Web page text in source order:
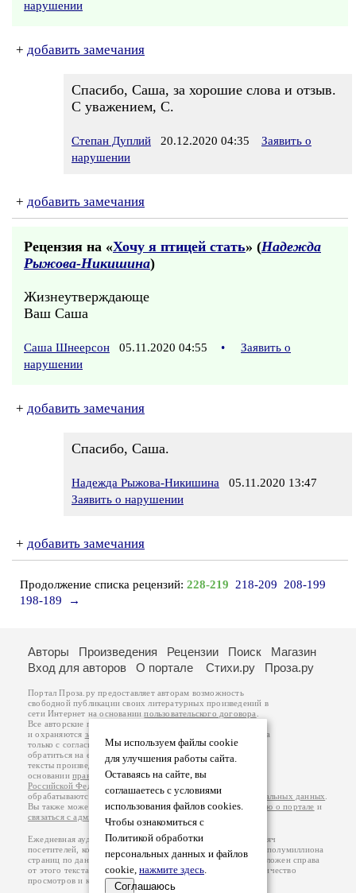
нарушении
+ добавить замечания
Спасибо, Саша, за хорошие слова и отзыв.
С уважением, С.
Степан Дуплий 20.12.2020 04:35
Заявить о
нарушении
+ добавить замечания
Рецензия на «Хочу я птицей стать» (Надежда
Рыжова-Никишина)
Жизнеутверждающе
Ваш Саша
Саша Шнеерсон 05.11.2020 04:55 •
Заявить о
нарушении
+ добавить замечания
Спасибо, Саша.
Надежда Рыжова-Никишина 05.11.2020 13:47
Заявить о нарушении
+ добавить замечания
Продолжение списка рецензий: 228-219 218-209
208-199
198-189
→
Мы используем файлы cookie
для улучшения работы сайта.
Оставаясь на сайте, вы
соглашаетесь с условиями
использования файлов cookies.
Чтобы ознакомиться с
Политикой обработки
персональных данных и файлов
cookie, нажмите здесь.
Соглашаюсь
Авторы Произведения Рецензии Поиск
Магазин
Вход для авторов
О портале Стихи.ру Проза.ру
Портал Проза.ру предоставляет авторам возможность
свободной публикации своих литературных произведений в
сети Интернет на основаниипользовательского договора
Все авторские права на произведения принадлежат авторам
и охраняются законом
. Перепечатка произведений возможна
только с согласия его автора, к которому вы можете
обратиться на его авторской странице. Ответственность за
тексты произведений авторы несут самостоятельно на
основанииправил публикацииизаконодательства
Российской Федерации
обрабатываются на основанииПолитики обработки персональных данных
Вы также можете посмотреть более подробнуюинформацию о портале и
связаться с администрацией
Ежедневная аудитория портала Проза.ру – порядка 100 тысяч
посетителей, которые в общей сумме просматривают более полумиллиона
страниц по данным счетчика посещаемости, который расположен справа
от этого текста. В каждой графе указано по две цифры: количество
просмотров и количество посетителей.